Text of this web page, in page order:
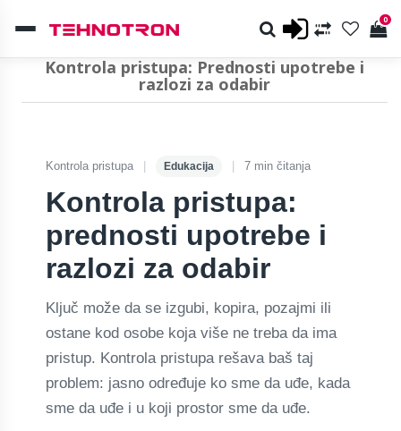
0
Kontrola pristupa: Prednosti upotrebe i
razlozi za odabir
Kontrola pristupa Edukacija 7 min čitanja
Kontrola pristupa:
prednosti upotrebe i
razlozi za odabir
Ključ može da se izgubi, kopira, pozajmi ili
ostane kod osobe koja više ne treba da ima
pristup. Kontrola pristupa rešava baš taj
problem: jasno određuje ko sme da uđe, kada
sme da uđe i u koji prostor sme da uđe.